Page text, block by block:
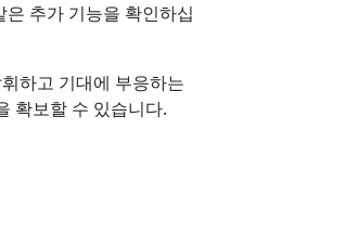
추가 기능을 확인하십
하고 기대에 부응하는
확보할 수 있습니다.